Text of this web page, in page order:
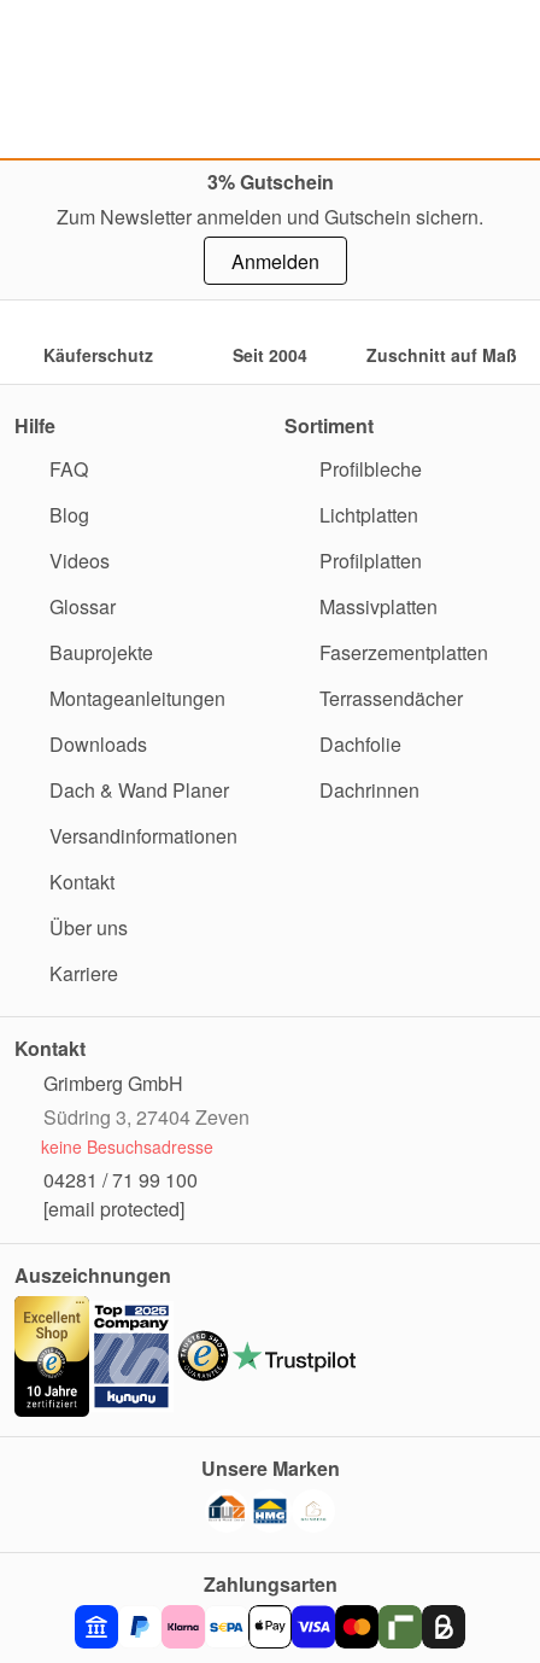
3% Gutschein
Zum Newsletter anmelden und Gutschein sichern.
Anmelden
Käuferschutz Seit 2004 Zuschnitt auf Maß
Hilfe
FAQ
Blog
Videos
Glossar
Bauprojekte
Montageanleitungen
Downloads
Dach & Wand Planer
Versandinformationen
Kontakt
Über uns
Karriere
Sortiment
Profilbleche
Lichtplatten
Profilplatten
Massivplatten
Faserzementplatten
Terrassendächer
Dachfolie
Dachrinnen
Kontakt
Grimberg GmbH
Südring 3, 27404 Zeven
keine Besuchsadresse
04281 / 71 99 100
[email protected]
Auszeichnungen
Zahlungsarten
Unsere Marken